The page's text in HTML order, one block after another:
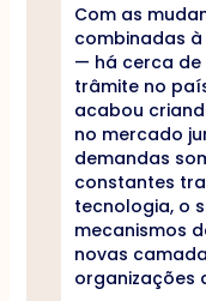
Com as
combinadas
— há cerca de
trâmite no
acabou
no mercado
demandas
constantes
tecnologia, o
mecanismos
novas
organizações